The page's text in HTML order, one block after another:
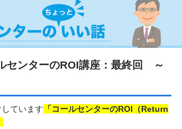
ンターのROI講座：最終回 ～
ています 「コールセンターのROI（Return